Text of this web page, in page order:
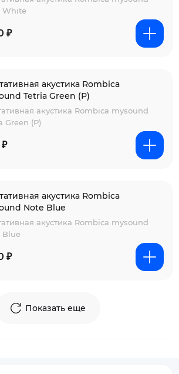
White
₽
акустика Rombica
Tetria Green (Р)
акустика Rombica mysound
Green (Р)
акустика Rombica
Note Blue
акустика Rombica mysound
Blue
₽
Показать еще